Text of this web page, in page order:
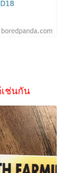
ช่นกัน